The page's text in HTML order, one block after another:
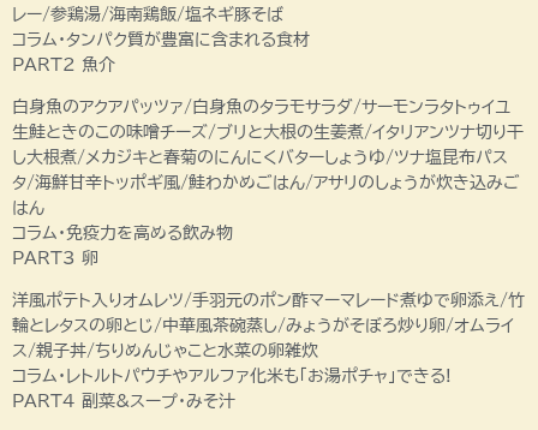
レー/参鶏湯/海南鶏飯/塩ネギ豚そば
コラム・タンパク質が豊富に含まれる食材
PART2 魚介
白身魚のアクアパッツァ/白身魚のタラモサラダ/サーモンラタトゥイユ
生鮭ときのこの味噌チーズ/ブリと大根の生姜煮/イタリアンツナ切り干
し大根煮/メカジキと春菊のにんにくバターしょうゆ/ツナ塩昆布パス
タ/海鮮甘辛トッポギ風/鮭わかめごはん/アサリのしょうが炊き込みご
はん
コラム・免疫力を高める飲み物
PART3 卵
洋風ポテト入りオムレツ/手羽元のポン酢マーマレード煮ゆで卵添え/竹
輪とレタスの卵とじ/中華風茶碗蒸し/みょうがそぼろ炒り卵/オムライ
ス/親子丼/ちりめんじゃこと水菜の卵雑炊
コラム・レトルトパウチやアルファ化米も「お湯ポチャ」できる!
PART4 副菜&スープ・みそ汁